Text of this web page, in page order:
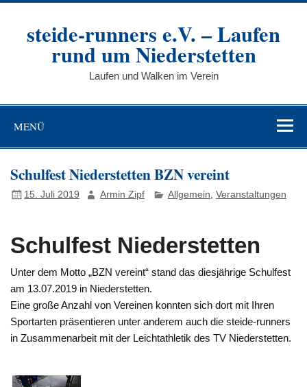
Zum
steide-runners e.V. – Laufen
rund um Niederstetten
Laufen und Walken im Verein
MENÜ
Schulfest Niederstetten BZN vereint
15. Juli 2019 Armin Zipf Allgemein Veranstaltungen
Schulfest Niederstetten
Unter dem Motto „BZN vereint“ stand das diesjährige Schulfest
am 13.07.2019 in Niederstetten.
Eine große Anzahl von Vereinen konnten sich dort mit Ihren
Sportarten präsentieren unter anderem auch die steide-runners
in Zusammenarbeit mit der Leichtathletik des TV Niederstetten.